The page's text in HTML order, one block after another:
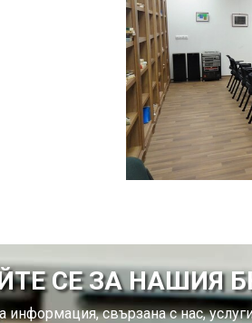
СЕ ЗА НАШИЯ
информация, свързана с нас,